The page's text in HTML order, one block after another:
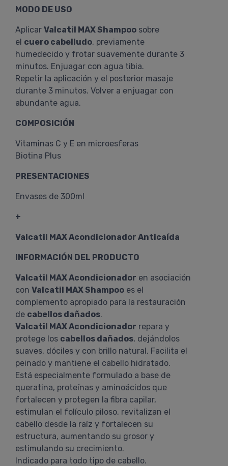
MODO DE USO
Aplicar Valcatil MAX Shampoo sobre
el cuero cabelludo, previamente
humedecido y frotar suavemente durante 3
minutos. Enjuagar con agua tibia.
Repetir la aplicación y el posterior masaje
durante 3 minutos. Volver a enjuagar con
abundante agua.
COMPOSICIÓN
Vitaminas C y E en microesferas
Biotina Plus
PRESENTACIONES
Envases de 300ml
+
Valcatil MAX Acondicionador Anticaída
INFORMACIÓN DEL PRODUCTO
Valcatil MAX Acondicionador en asociación
con Valcatil MAX Shampoo es el
complemento apropiado para la restauración
de cabellos dañados.
Valcatil MAX Acondicionador repara y
protege los cabellos dañados, dejándolos
suaves, dóciles y con brillo natural. Facilita el
peinado y mantiene el cabello hidratado.
Está especialmente formulado a base de
queratina, proteínas y aminoácidos que
fortalecen y protegen la fibra capilar,
estimulan el folículo piloso, revitalizan el
cabello desde la raíz y fortalecen su
estructura, aumentando su grosor y
estimulando su crecimiento.
Indicado para todo tipo de cabello.